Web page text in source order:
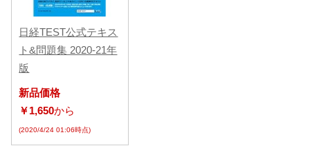
日経TEST公式テキス
ト&問題集 2020-21年
版
新品価格
￥1,650から
(2020/4/24 01:06時点)